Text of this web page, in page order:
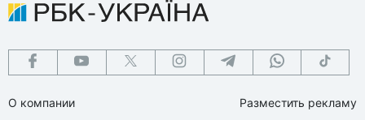
О компании
Разместить рекламу